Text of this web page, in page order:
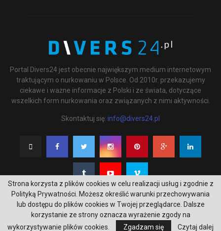
Portal Divers24 jest obecnie największym medium internetowym
traktującym o nurkowaniu w Polsce. Od 2010r. przekazujemy
ciekawe i ważne informacje z Polski i ze świata, dotyczące
wszelkich form nurkowania oraz związanych z nimi aktywności.
Skontaktuj się: info@divers24.pl
@2020 - underwatermedia.pl. All Right Reserved. Designed and Developed by
Tworzenie stron internetowych Gdańsk
Strona korzysta z plików cookies w celu realizacji usług i zgodnie z
Polityką Prywatności. Możesz określić warunki przechowywania
lub dostępu do plików cookies w Twojej przeglądarce. Dalsze
korzystanie ze strony oznacza wyrażenie zgody na
wykorzystywanie plików cookies.
Zgadzam się Czytaj dalej